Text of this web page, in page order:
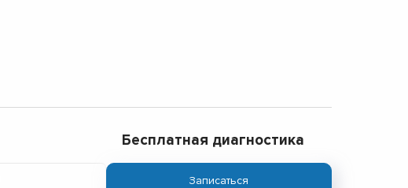
Бесплатная диагностика
Записаться